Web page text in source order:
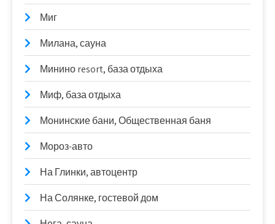
Миг
Милана, сауна
Минино resort, база отдыха
Миф, база отдыха
Монинские бани, Общественная баня
Мороз-авто
На Глинки, автоцентр
На Солянке, гостевой дом